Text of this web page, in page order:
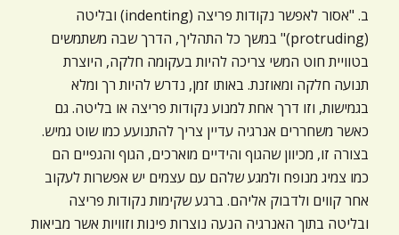
ב. "אסור לאפשר נקודות פריצה (indenting) ובליטה
(protruding)" במשך כל התהליך, הדרך שבה משתמשים
בטוויית חוט המשי צריכה להיות בעקומה חלקה, היוצרת
תנועה חלקה ומאוזנת. באותו זמן, נדרש להיות רך ומלא
בגמישות, וזו דרך אחת למנוע נקודות פריצה או בליטה. גם
כאשר משחררים אנרגיה עדיין צריך להתנועע כמו שוט גמיש.
בצורה זו, מכיוון שהגוף והידיים מוארכים, הגוף והגפיים הם
כמו צמיג מנופח ולמגע שלהם עם עצמים יש אפשרות לעקוב
אחר קווים ולדבוק אליהם. ברגע שקימות נקודות פריצה
ובליטה בתוך האנרגיה הנעה נוצרות פינות וזוויות אשר מביאות